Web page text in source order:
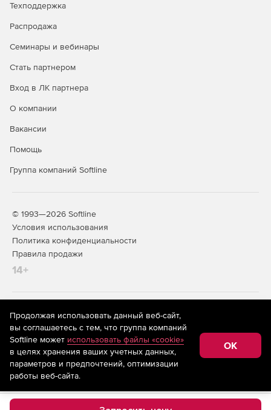
Работает ли на вас программное обеспечение для
Техподдержка
Распродажа
Семинары и вебинары
Стать партнером
Вход в ЛК партнера
О компании
Вакансии
Помощь
Группа компаний Softline
© 1993—2026 Softline
Условия использования
Политика конфиденциальности
Правила продажи
14+
На информационном ресурсе store.softline.ru применяются
рекомендательные технологии
(информационные технологии
предоставления информации на основе сбора,
систематизации и анализа сведений, относящихся к
предпочтениям пользователей сети «Интернет»,
находящихся на территории Российской Федерации)
Продолжая использовать данный веб-сайт,
вы соглашаетесь с тем, что группа компаний
Softline может использовать файлы «cookie»
в целях хранения ваших учетных данных,
параметров и предпочтений, оптимизации
работы веб-сайта.
OK